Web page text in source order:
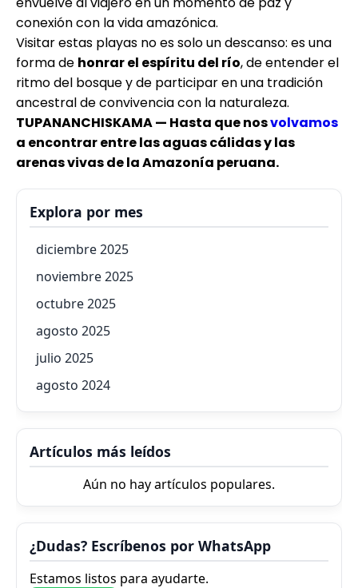
conexión con la vida amazónica.
Visitar estas playas no es solo un descanso: es una
forma de honrar el espíritu del río, de entender el
ritmo del bosque y de participar en una tradición
ancestral de convivencia con la naturaleza.
TUPANANCHISKAMA — Hasta que nosvolvamos
a encontrar entre las aguas cálidas y las
arenas vivas de la Amazonía peruana.
Explora por mes
diciembre 2025
noviembre 2025
octubre 2025
agosto 2025
julio 2025
agosto 2024
Artículos más leídos
Aún no hay artículos populares.
¿Dudas? Escríbenos por WhatsApp
Estamos listos para ayudarte.